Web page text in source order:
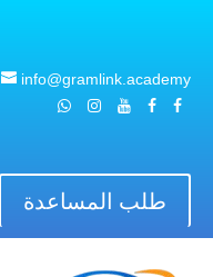
info@gramlink.academy
طلب المساعدة